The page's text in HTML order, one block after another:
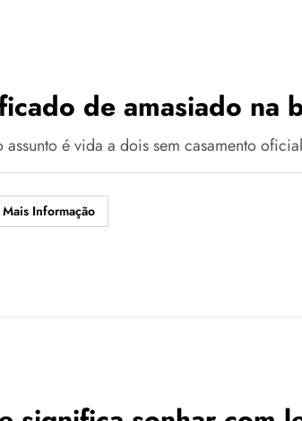
de amasiado na
assunto é vida a dois sem casamento
Informação